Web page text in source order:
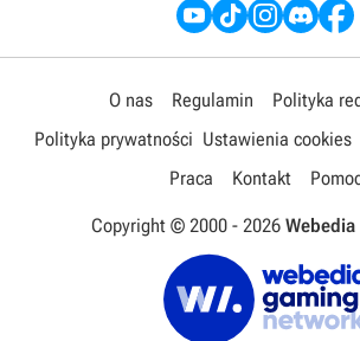
O nas Regulamin
Polityka
Polityka prywatności Ustawienia cookies
Praca
Kontakt
Copyright © 2000 - 2026 Webedia